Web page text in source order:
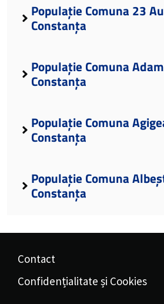
Populație Comuna 23
Constanța
Populație Comuna
Constanța
Populație Comuna
Constanța
Populație Comuna
Constanța
Contact
Confidențialitate și Cookies